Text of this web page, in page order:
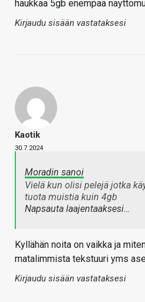
haukkaa 5gb enempää
Kirjaudu sisään vastataksesi
Kaotik
30.7.2024
Moradin sanoi
Vielä kun olisi pelejä jotka
tuota muistia kuin 4gb
Napsauta laajentaaksesi…
Kyllähän noita on vaikka ja
matalimmista tekstuuri yms
Kirjaudu sisään vastataksesi